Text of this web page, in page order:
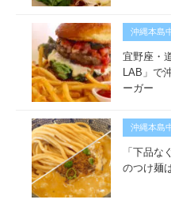
沖縄本島
宜野座・
LAB」で
ーガー
沖縄本島
「下品な
のつけ麺